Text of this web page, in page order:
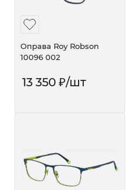
Оправа Roy Robson
10096 002
13 350 ₽/шт